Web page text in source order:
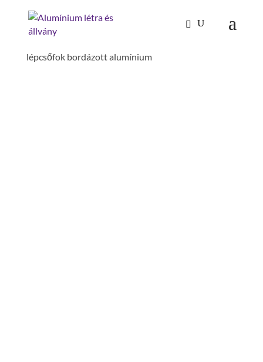
Kezdőlap/Mászástechnika
Lépcső dobogóval 45°
lépcsőfok bordázott alumínium